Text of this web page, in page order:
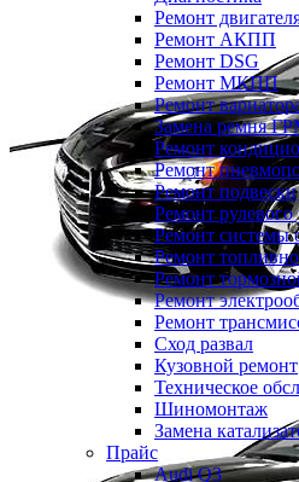
Ремонт
Ремонт АКПП
Ремонт DSG
Ремонт МКПП
Ремонт
Замена ремня
Ремонт
Ремонт
Ремонт подвески
Ремонт рулевого
Ремонт системы
Ремонт
Ремонт
Ремонт
Ремонт
Сход развал
Кузовной ремонт
Техническое
Шиномонтаж
Замена
Прайс
Audi Q3